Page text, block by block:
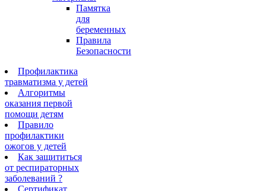
Памятка
для
беременных
Правила
Безопасности
Профилактика
травматизма у детей
Алгоритмы
оказания первой
помощи детям
Правило
профилактики
ожогов у детей
Как защититься
от респираторных
заболеваний ?
Сертификат